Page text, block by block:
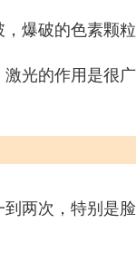
爆破的色素颗
光的作用是很
两次，特别是